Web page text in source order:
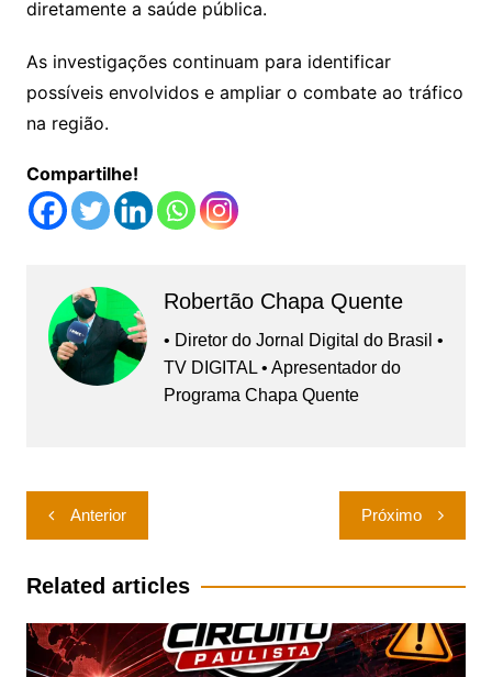
diretamente a saúde pública.
As investigações continuam para identificar
possíveis envolvidos e ampliar o combate ao tráfico
na região.
Compartilhe!
Robertão Chapa Quente
• Diretor do Jornal Digital do Brasil •
TV DIGITAL • Apresentador do
Programa Chapa Quente
Navegação
de
Post
Anterior Próximo
Related articles